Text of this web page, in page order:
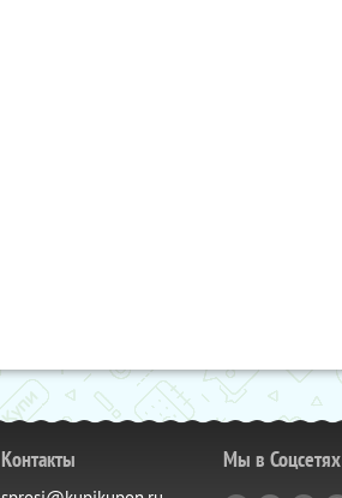
Контакты Мы в Соцсетях